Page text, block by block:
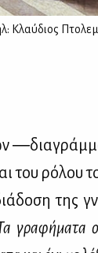
Κλαύδιος
του ρό­λου
της
γρα­φή­μα­τα